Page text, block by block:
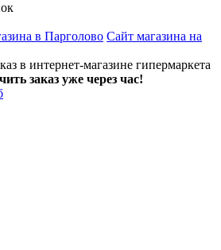
в Парголово Сайт магазина на
в интернет-магазине гипермаркета
заказ уже через час!